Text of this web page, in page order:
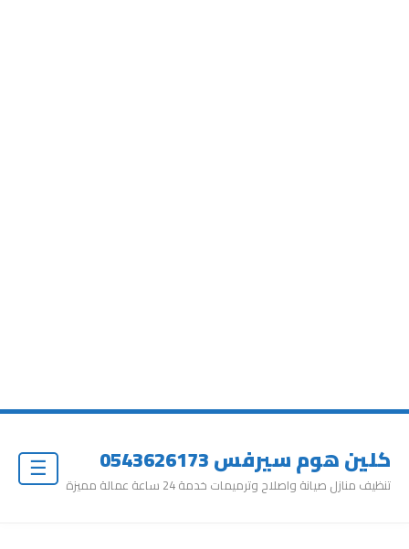
كلين هوم سيرفس 0543626173
تنظيف منازل صيانة واصلاح وترميمات خدمة 24 ساعة عمالة مميزة